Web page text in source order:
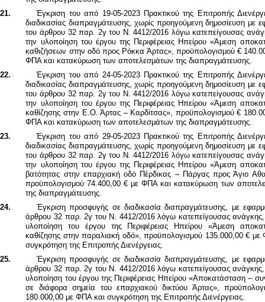
Έγκριση του από 19-05-2023 Πρακτικού της Επιτροπής
διαδικασίας διαπραγμάτευσης, χωρίς προηγούμενη δημοσίευση με
του άρθρου 32 παρ. 2γ του Ν. 4412/2016 λόγω κατεπείγουσας
την υλοποίηση του έργου της Περιφέρειας Ηπείρου «Άμεση
καθιζήσεων στην οδό προς Ρόκκα Άρτας», προϋπολογισμού €
ΦΠΑκαι κατακύρωση των αποτελεσμάτων της διαπραγμάτευσης.
Έγκριση του από 24-05-2023 Πρακτικού της Επιτροπής
διαδικασίας διαπραγμάτευσης, χωρίς προηγούμενη δημοσίευση με
του άρθρου 32 παρ. 2γ του Ν. 4412/2016 λόγω κατεπείγουσας
την υλοποίηση του έργου της Περιφέρειας Ηπείρου «Άμεση
καθίζησης στην Ε.Ο. Άρτας – Καρδίτσας», προϋπολογισμού €
ΦΠΑκαι κατακύρωση των αποτελεσμάτων της διαπραγμάτευσης.
Έγκριση του από 29-05-2023 Πρακτικού της Επιτροπής
διαδικασίας διαπραγμάτευσης, χωρίς προηγούμενη δημοσίευσημε
του άρθρου 32 παρ. 2γ του Ν. 4412/2016 λόγω κατεπείγουσας
την υλοποίηση του έργου της Περιφέρειας Ηπείρου «Άμεση
βατότητας στην επαρχιακή οδό Πέρδικας – Πάργας προς Άγιο
προϋπολογισμού 74.400,00 € με ΦΠΑ και κατακύρωση των
της διαπραγμάτευσης.
Έγκριση προσφυγής σε διαδικασία διαπραγμάτευσης, με
άρθρου 32 παρ. 2γ του Ν. 4412/2016 λόγω κατεπείγουσας ανάγκης,
υλοποίηση του έργου της Περιφέρειας Ηπείρου «Άμεση
καθίζησης στην παραλιακή οδό», προϋπολογισμού 135.000,00 € με
συγκρότηση της Επιτροπής Διενέργειας.
Έγκριση προσφυγής σε διαδικασία διαπραγμάτευσης, με
άρθρου 32 παρ. 2γ του Ν. 4412/2016 λόγω κατεπείγουσας ανάγκης,
υλοποίηση του έργου της Περιφέρειας Ηπείρου «Αποκατάσταση –
σε διάφορα σημεία του επαρχιακού δικτύου Άρτας»,
180.000,00 με ΦΠΑ και συγκρότηση της Επιτροπής Διενέργειας.